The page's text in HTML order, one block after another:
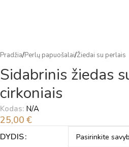
Pradžia/Perlų papuošalai/Žiedai su perlais
Sidabrinis žiedas
cirkoniais
Kodas: N/A
25,00 €
DYDIS
Alternative: